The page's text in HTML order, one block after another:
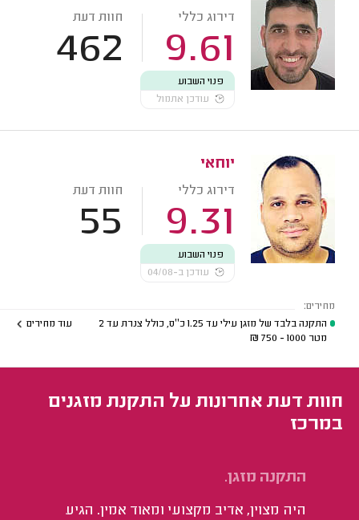
דירוג כללי
9.61
חוות דעת
462
פנוי השבוע
עודכן אתמול
יוחאי
דירוג כללי
9.31
חוות דעת
55
פנוי השבוע
עודכן ב-04/08
מחירים:
התקנה בלבד של מזגן עילי עד 1.25 כ''ס, כולל צנרת עד 2
מטר 1000 - 750
₪
עוד מחירים
חוות דעת אחרונות על התקנת מזגנים
במרכז
התקנה מזגן.
היה מצוין, אדיב מקצועי ומאוד אמין. הגיע